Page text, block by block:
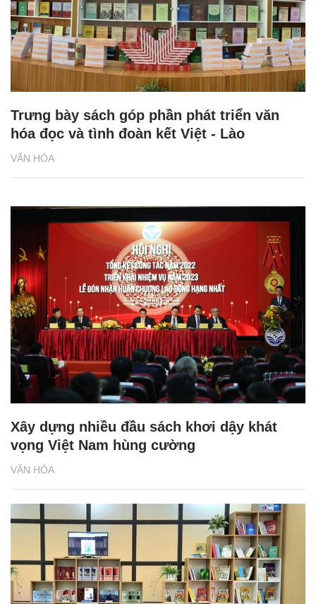
VĂN HÓA
Trưng bày sách góp phần phát triển văn
hóa đọc và tình đoàn kết Việt - Lào
VĂN HÓA
Xây dựng nhiều đầu sách khơi dậy khát
vọng Việt Nam hùng cường